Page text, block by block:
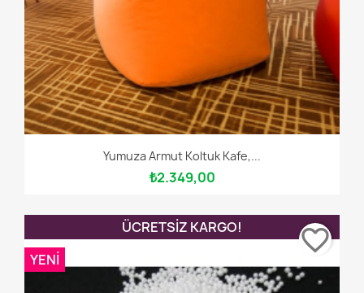
Yumuza Armut Koltuk Kafe,...
₺2.349,00
ÜCRETSIZ KARGO!
YENI
favorite_border